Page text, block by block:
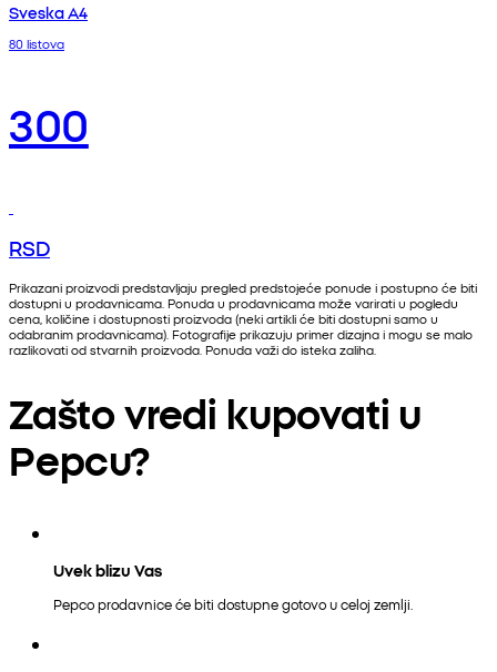
Sveska A4
80 listova
300
RSD
Prikazani proizvodi predstavljaju pregled predstojeće ponude i postupno će biti
dostupni u prodavnicama. Ponuda u prodavnicama može varirati u pogledu
cena, količine i dostupnosti proizvoda (neki artikli će biti dostupni samo u
odabranim prodavnicama). Fotografije prikazuju primer dizajna i mogu se malo
razlikovati od stvarnih proizvoda. Ponuda važi do isteka zaliha.
Zašto vredi kupovati u
Pepcu?
Uvek blizu Vas
Pepco prodavnice će biti dostupne gotovo u celoj zemlji.